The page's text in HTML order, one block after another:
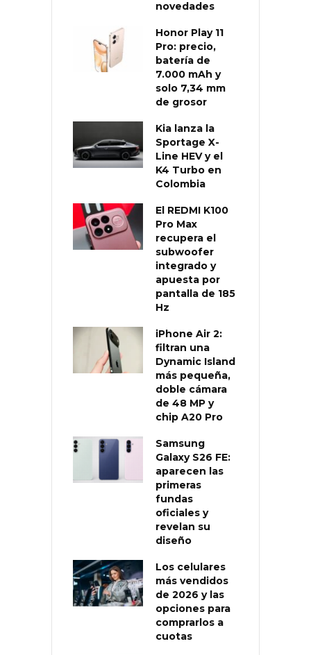
novedades
Honor Play 11
Pro: precio,
batería de
7.000 mAh y
solo 7,34 mm
de grosor
Kia lanza la
Sportage X-
Line HEV y el
K4 Turbo en
Colombia
El REDMI K100
Pro Max
recupera el
subwoofer
integrado y
apuesta por
pantalla de 185
Hz
iPhone Air 2:
filtran una
Dynamic Island
más pequeña,
doble cámara
de 48 MP y
chip A20 Pro
Samsung
Galaxy S26 FE:
aparecen las
primeras
fundas
oficiales y
revelan su
diseño
Los celulares
más vendidos
de 2026 y las
opciones para
comprarlos a
cuotas